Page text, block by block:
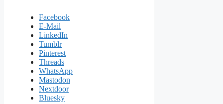
Facebook
E-Mail
LinkedIn
Tumblr
Pinterest
Threads
WhatsApp
Mastodon
Nextdoor
Bluesky